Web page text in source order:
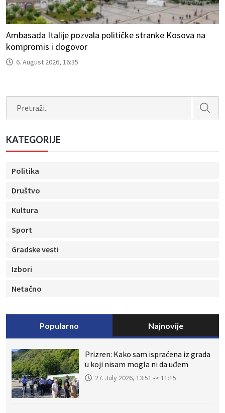
Ambasada Italije pozvala političke stranke Kosova na
kompromis i dogovor
6. August 2026, 16:35
KATEGORIJE
Politika
Društvo
Kultura
Sport
Gradske vesti
Izbori
Netačno
Popularno Najnovije
Prizren: Kako sam ispraćena iz grada
u koji nisam mogla ni da uđem
27. July 2026, 13:51 -> 11:15